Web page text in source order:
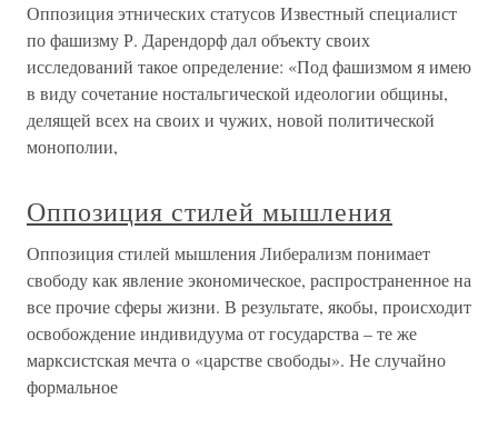
Оппозиция этнических статусов Известный специалист
по фашизму Р. Дарендорф дал объекту своих
исследований такое определение: «Под фашизмом я имею
в виду сочетание ностальгической идеологии общины,
делящей всех на своих и чужих, новой политической
монополии,
Оппозиция стилей мышления
Оппозиция стилей мышления Либерализм понимает
свободу как явление экономическое, распространенное на
все прочие сферы жизни. В результате, якобы, происходит
освобождение индивидуума от государства – те же
марксистская мечта о «царстве свободы». Не случайно
формальное